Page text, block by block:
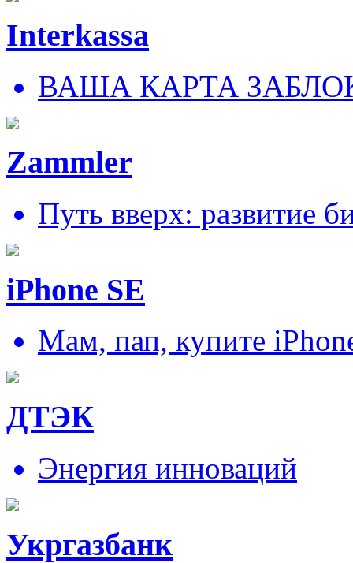
Interkassa
ВАША КАРТА
Zammler
Путь вверх: развитие
iPhone SE
Мам, пап, купите
ДТЭК
Энергия инноваций
Укргазбанк